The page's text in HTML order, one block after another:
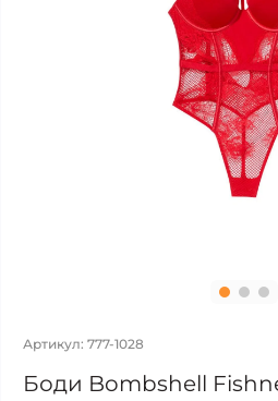
Артикул: 777-1028
Боди Bombshell